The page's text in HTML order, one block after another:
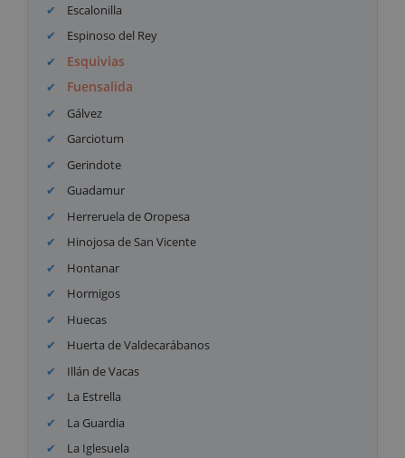
Escalonilla
Espinoso del Rey
Esquivias
Fuensalida
Gálvez
Garciotum
Gerindote
Guadamur
Herreruela de Oropesa
Hinojosa de San Vicente
Hontanar
Hormigos
Huecas
Huerta de Valdecarábanos
Illán de Vacas
La Estrella
La Guardia
La Iglesuela